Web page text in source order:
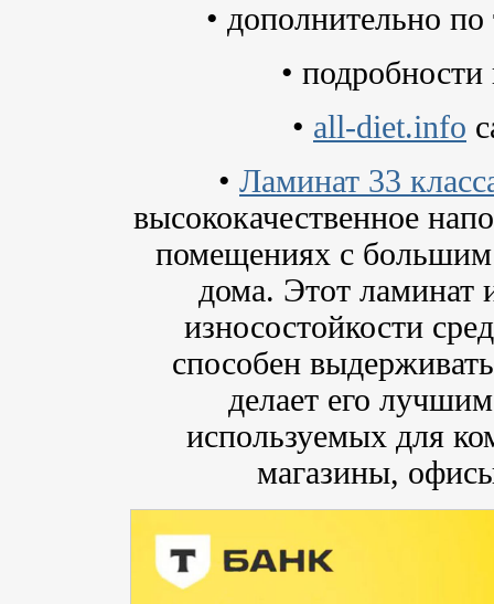
• дополнительно
•
• all-diet.info
• Ламинат 33
высококачественное
помещениях с
дома. Этот
износостойкости
способен
делает его
используемых для
магазины,